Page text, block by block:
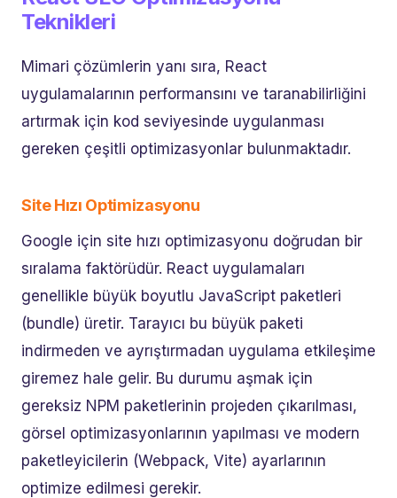
Teknikleri
Mimari çözümlerin yanı sıra, React
uygulamalarının performansını ve taranabilirliğini
artırmak için kod seviyesinde uygulanması
gereken çeşitli optimizasyonlar bulunmaktadır.
Site Hızı Optimizasyonu
Google için site hızı optimizasyonu doğrudan bir
sıralama faktörüdür. React uygulamaları
genellikle büyük boyutlu JavaScript paketleri
(bundle) üretir. Tarayıcı bu büyük paketi
indirmeden ve ayrıştırmadan uygulama etkileşime
giremez hale gelir. Bu durumu aşmak için
gereksiz NPM paketlerinin projeden çıkarılması,
görsel optimizasyonlarının yapılması ve modern
paketleyicilerin (Webpack, Vite) ayarlarının
optimize edilmesi gerekir.